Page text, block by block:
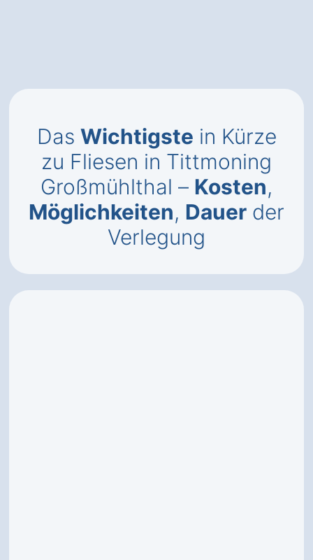
Das Wichtigste in Kürze
zu Fliesen in Tittmoning
Großmühlthal – Kosten,
Möglichkeiten, Dauer der
Verlegung